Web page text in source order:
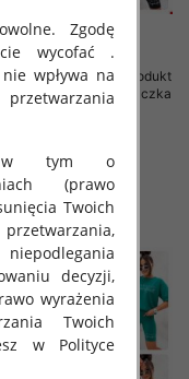
damskie (Polska produkt
Mix Kolor Paczka
szczegóły
Zgodę
wycofać .
wpływa na
w tym o
(prawo
Twoich
decyzji,
wyrażenia
Twoich
w Polityce